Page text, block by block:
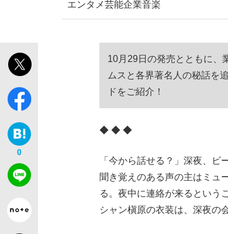
エンタメ芸能企業音楽
0
10月29日の発売とともに、
ムスと各界著名人の秘話を
ドをご紹介！
◆ ◆ ◆
「今から話せる？」深夜、ビ
聞き覚えのある声の主はミュ
る。夜中に連絡が来るという
シャン槇原の衣装は、深夜の